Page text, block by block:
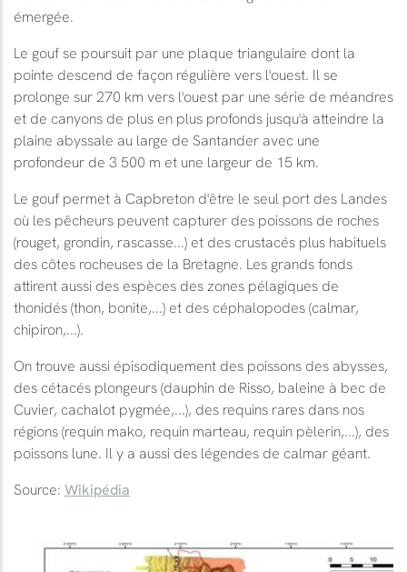
émergée.
Le gouf se poursuit par une plaque triangulaire dont la
pointe descend de façon régulière vers l'ouest. Il se
prolonge sur 270 km vers l'ouest par une série de méandres
et de canyons de plus en plus profonds jusqu'à atteindre la
plaine abyssale au large de Santander avec une
profondeur de 3 500 m et une largeur de 15 km.
Le gouf permet à Capbreton d'être le seul port des Landes
où les pêcheurs peuvent capturer des poissons de roches
(rouget, grondin, rascasse...) et des crustacés plus habituels
des côtes rocheuses de la Bretagne. Les grands fonds
attirent aussi des espèces des zones pélagiques de
thonidés (thon, bonite,...) et des céphalopodes (calmar,
chipiron,...).
On trouve aussi épisodiquement des poissons des abysses,
des cétacés plongeurs (dauphin de Risso, baleine à bec de
Cuvier, cachalot pygmée,...), des requins rares dans nos
régions (requin mako, requin marteau, requin pèlerin,...), des
poissons lune. Il y a aussi des légendes de calmar géant.
Source: Wikipédia